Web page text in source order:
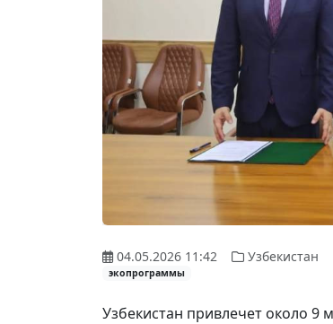
04.05.2026 11:42 Узбекистан
экопрограммы
Узбекистан привлечет около 9